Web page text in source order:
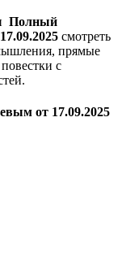
Полный
смотреть
прямые
с
от 17.09.2025